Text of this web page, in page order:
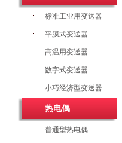
标准工业用变送器
平膜式变送器
高温用变送器
数字式变送器
小巧经济型变送器
热电偶
普通型热电偶